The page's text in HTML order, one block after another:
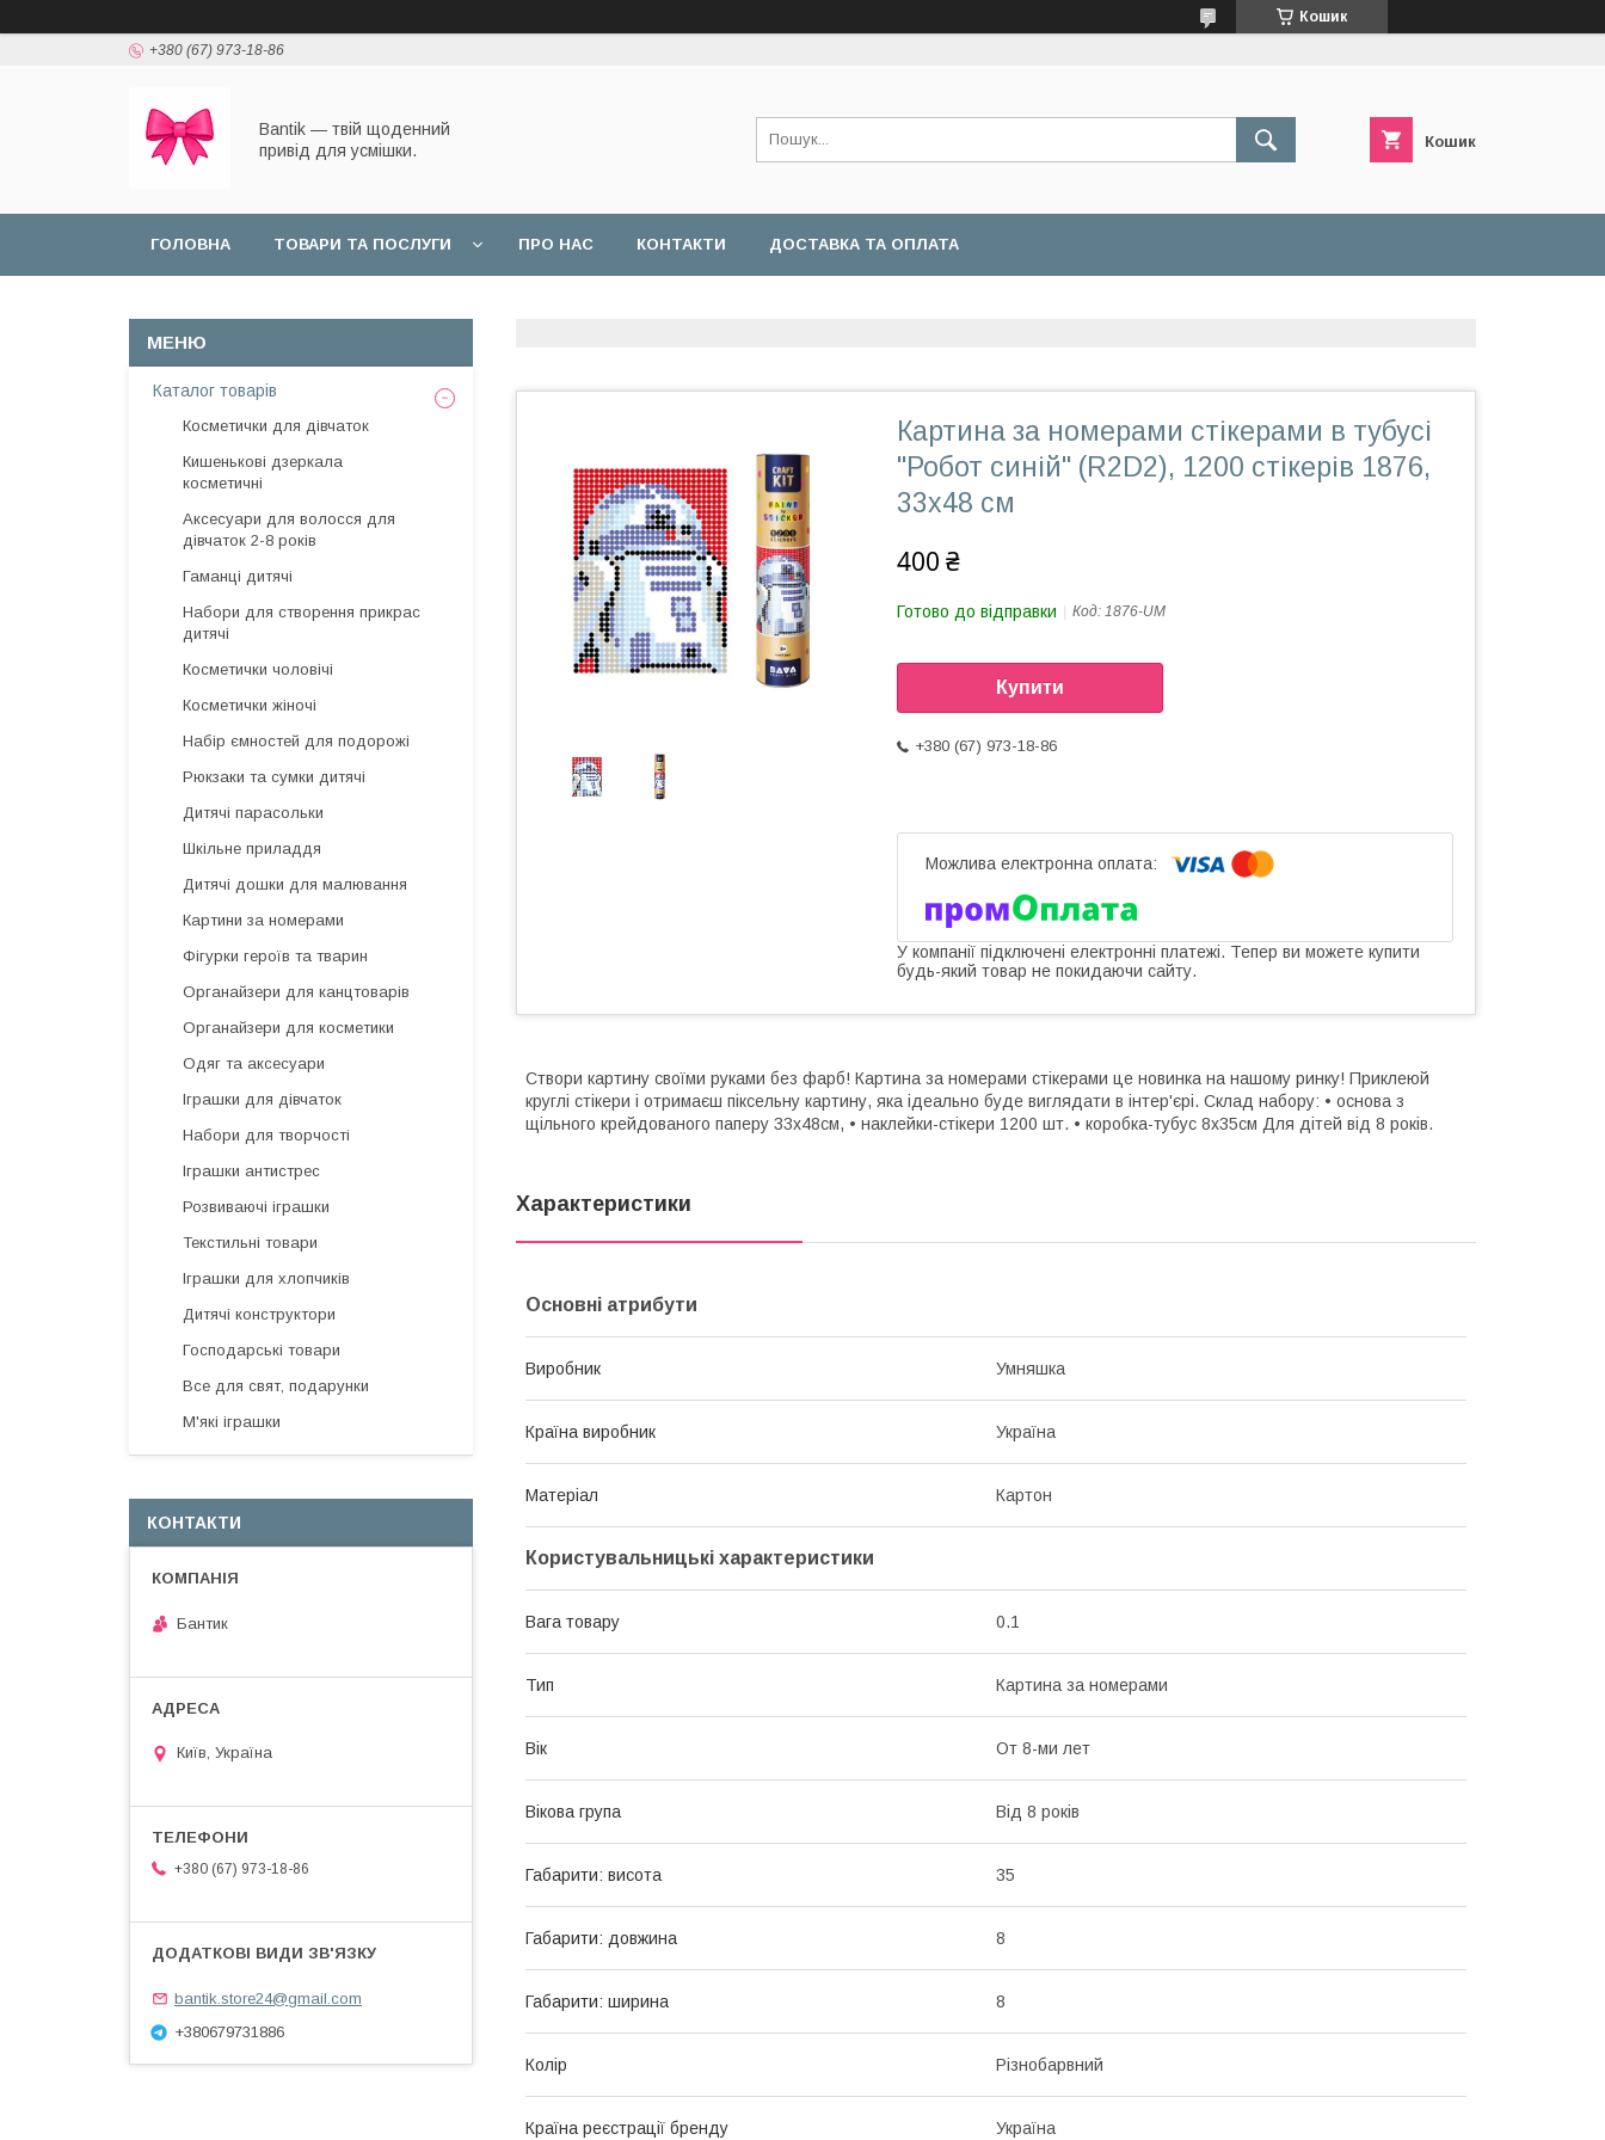
Кошик
+380 (67) 973-18-86
Bantik — твій щоденний
привід для усмішки.
Кошик
ГОЛОВНА ТОВАРИ ТА ПОСЛУГИ ПРО НАС КОНТАКТИ ДОСТАВКА ТА ОПЛАТА
Картина за номерами стікерами в тубусі
"Робот синій" (R2D2), 1200 стікерів 1876,
33х48 см
400 ₴
Готово до відправки Код: 1876-UM
Купити
+380 (67) 973-18-86
У компанії підключені електронні платежі. Тепер ви можете купити
будь-який товар не покидаючи сайту.
Створи картину своїми руками без фарб! Картина за номерами стікерами це новинка на нашому ринку! Приклеюй
круглі стікери і отримаєш піксельну картину, яка ідеально буде виглядати в інтер'єрі. Склад набору: • основа з
щільного крейдованого паперу 33х48см, • наклейки-стікери 1200 шт. • коробка-тубус 8х35см Для дітей від 8 років.
Характеристики
Основні атрибути
Виробник Умняшка
Країна виробник Україна
Матеріал Картон
Користувальницькі характеристики
Вага товару 0.1
Тип Картина за номерами
Вік От 8-ми лет
Вікова група Від 8 років
Габарити: висота 35
Габарити: довжина 8
Габарити: ширина 8
Колір Різнобарвний
Країна реєстрації бренду Україна
Каталог товарів
Косметички для дівчаток
Кишенькові дзеркала
косметичні
Аксесуари для волосся для
дівчаток 2-8 років
Гаманці дитячі
Набори для створення прикрас
дитячі
Косметички чоловічі
Косметички жіночі
Набір ємностей для подорожі
Рюкзаки та сумки дитячі
Дитячі парасольки
Шкільне приладдя
Дитячі дошки для малювання
Картини за номерами
Фігурки героїв та тварин
Органайзери для канцтоварів
Органайзери для косметики
Одяг та аксесуари
Іграшки для дівчаток
Набори для творчості
Іграшки антистрес
Розвиваючі іграшки
Текстильні товари
Іграшки для хлопчиків
Дитячі конструктори
Господарські товари
Все для свят, подарунки
М'які іграшки
КОНТАКТИ
Бантик
Київ, Україна
+380 (67) 973-18-86
bantik.store24@gmail.com
+380679731886